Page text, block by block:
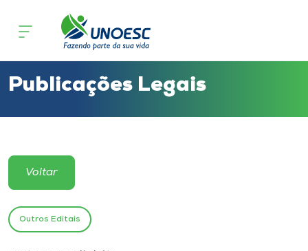
Cursos
Atendimento ao Estudante
Portal de Ensino
Publicações Legais
Voltar
Outros Editais